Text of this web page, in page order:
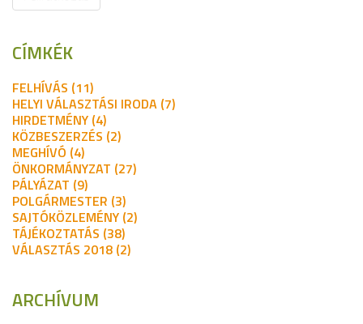
CÍMKÉK
FELHÍVÁS (11)
HELYI VÁLASZTÁSI IRODA (7)
HIRDETMÉNY (4)
KÖZBESZERZÉS (2)
MEGHÍVÓ (4)
ÖNKORMÁNYZAT (27)
PÁLYÁZAT (9)
POLGÁRMESTER (3)
SAJTÓKÖZLEMÉNY (2)
TÁJÉKOZTATÁS (38)
VÁLASZTÁS 2018 (2)
ARCHÍVUM